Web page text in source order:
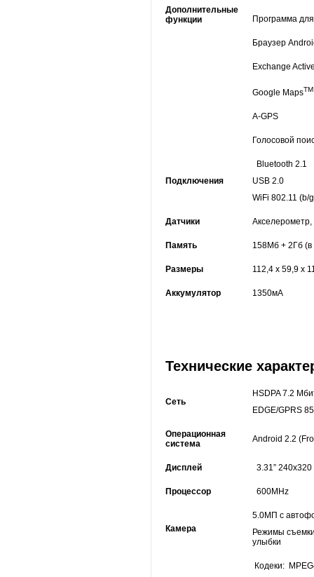
Дополнительные
функции
Программа
Браузер
Exchange
Google Maps
A-GPS
Голосовой
Подключения
Bluetooth 2.1
USB 2.0
WiFi 802.11 (b/
Датчики
Память 158Mб + 2Гб
Размеры 112,4 x 59,9 x
Аккумулятор 1350мА
Технические
Сеть
HSDPA 7.2
EDGE/GPRS
Операционная
система
Android 2.2
Дисплей 3.31”
Процессор 600MHz
Камера
5.0МП с
Режимы
улыбки
Кодеки: